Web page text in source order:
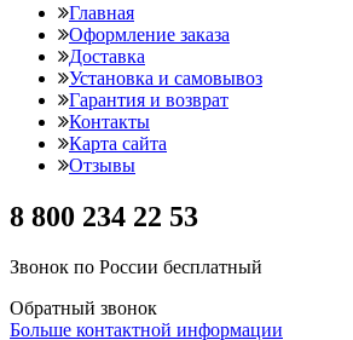
Главная
Оформление заказа
Доставка
Установка и самовывоз
Гарантия и возврат
Контакты
Карта сайта
Отзывы
8 800 234 22 53
Звонок по России бесплатный
Обратный звонок
Больше контактной информации